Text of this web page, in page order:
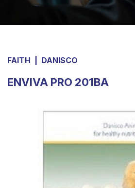
FAITH DANISCO
ENVIVA PRO 201BA